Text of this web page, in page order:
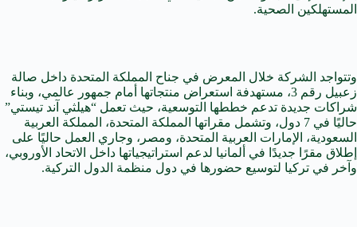
المستهلكين الصحية.
وتتواجد الشركة خلال المعرض في جناح المملكة المتحدة داخل صالة
زعبيل رقم 3، مستهدفة استعراض منتجاتها أمام جمهور عالمي، وبناء
شراكات جديدة تدعم خططها التوسعية، حيث تعمل “هيلثي آند تيستي”
حاليًا في 7 دول، وتشمل مقراتها المملكة المتحدة، المملكة العربية
السعودية، الإمارات العربية المتحدة، ومصر، وجاري العمل حاليًا على
إطلاق مقرًا جديدًا في ألمانيا لدعم استراتيجياتها داخل الاتحاد الأوروبي،
وآخر في تركيا لتوسيع حضورها في دول منظمة الدول التركية.